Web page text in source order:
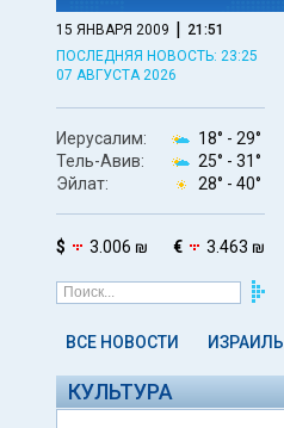
15 ЯНВАРЯ 2009 | 21:51
ПОСЛЕДНЯЯ НОВОСТЬ: 23:25
07 АВГУСТА 2026
Иерусалим: 18° - 29°
Тель-Авив:
25° - 31°
Эйлат:
28° - 40°
$ 3.006 ₪ € 3.463 ₪
ВСЕ НОВОСТИ ИЗРАИЛЬ
КУЛЬТУРА